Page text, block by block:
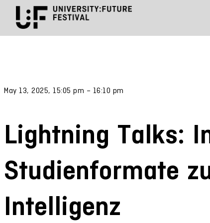
May 13, 2025, 15:05 pm – 16:10 pm
Lightning Talks:
Studienformate
Intelligenz